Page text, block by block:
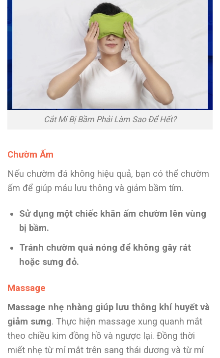
Cắt Mí Bị Bầm Phải Làm Sao Để Hết?
Chườm Ấm
Nếu chườm đá không hiệu quả, bạn có thể chườm
ấm để giúp máu lưu thông và giảm bầm tím.
Sử dụng một chiếc khăn ấm chườm lên vùng
bị bầm.
Tránh chườm quá nóng để không gây rát
hoặc sưng đỏ.
Massage
Massage nhẹ nhàng giúp lưu thông khí huyết và
giảm sưng. Thực hiện massage xung quanh mắt
theo chiều kim đồng hồ và ngược lại. Đồng thời
miết nhẹ từ mí mắt trên sang thái dương và từ mí